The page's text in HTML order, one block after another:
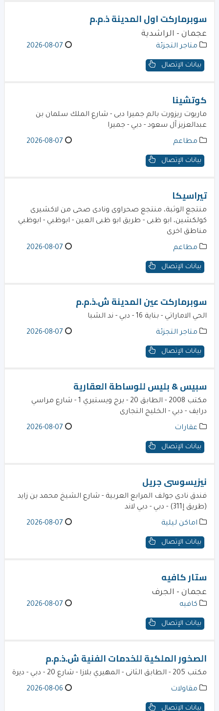
سوبرماركت اول المدينة ذ.م.م
عجمان - الراشدية
متاجر التجزئة 2026-08-07
بيانات الإتصال
كوتشينا
ماريوت ريزورت بالم جميرا دبى - شارع الملك سلمان بن
عبدالعزيز آل سعود - دبي - جميرا
مطاعم 2026-08-07
بيانات الإتصال
تيراسيكا
منتجع الوثبة، منتجع صحراوى ونادى صحى من لاكشيرى
كولكشين، ابو ظبى - طريق ابو ظبى العين - ابوظبي - ابوظبي
مناطق اخرى
مطاعم 2026-08-07
بيانات الإتصال
سوبرماركت عين المدينة ش.ذ.م.م
الحي الاماراتي - بناية 16 - دبي - ند الشبا
متاجر التجزئة 2026-08-07
بيانات الإتصال
سبيس & بليس للوساطة العقارية
مكتب 2008 - الطابق 20 - برج ويستبري 1 - شارع مراسي
درايف - دبي - الخليج التجارى
عقارات 2026-08-07
بيانات الإتصال
نيزيسوسى جريل
فندق نادى جولف المرابع العربية - شارع الشيخ محمد بن زايد
(طريق إ311) - دبي - دبي لاند
اماكن ليلية 2026-08-07
بيانات الإتصال
ستار كافيه
عجمان - الجرف
كافيه 2026-08-07
بيانات الإتصال
الصخور الملكية للخدمات الفنية ش.ذ.م.م
مكتب 205 - الطابق الثانى - المهيري بلازا - شارع 20 - دبي - ديرة
مقاولات 2026-08-06
بيانات الإتصال